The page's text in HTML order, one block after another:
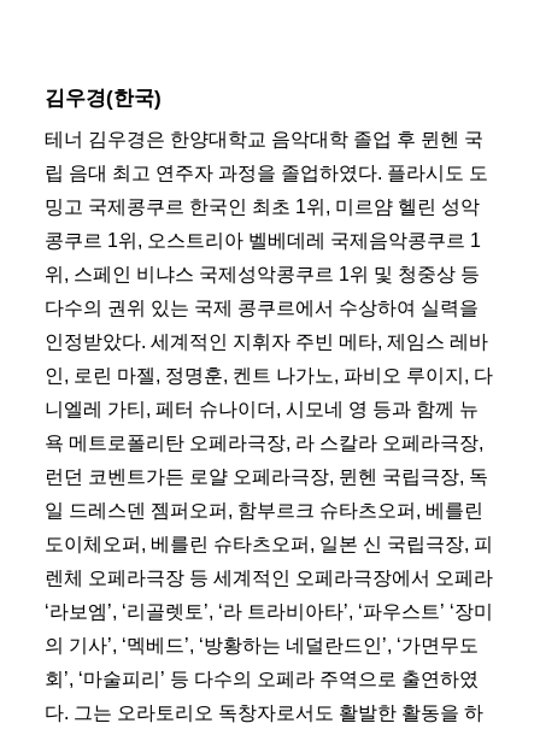
김우경(한국)
테너 김우경은 한양대학교 음악대학 졸업 후 뮌헨 국
립 음대 최고 연주자 과정을 졸업하였다. 플라시도 도
밍고 국제콩쿠르 한국인 최초 1위, 미르얌 헬린 성악
콩쿠르 1위, 오스트리아 벨베데레 국제음악콩쿠르 1
위, 스페인 비냐스 국제성악콩쿠르 1위 및 청중상 등
다수의 권위 있는 국제 콩쿠르에서 수상하여 실력을
인정받았다. 세계적인 지휘자 주빈 메타, 제임스 레바
인, 로린 마젤, 정명훈, 켄트 나가노, 파비오 루이지, 다
니엘레 가티, 페터 슈나이더, 시모네 영 등과 함께 뉴
욕 메트로폴리탄 오페라극장, 라 스칼라 오페라극장,
런던 코벤트가든 로얄 오페라극장, 뮌헨 국립극장, 독
일 드레스덴 젬퍼오퍼, 함부르크 슈타츠오퍼, 베를린
도이체오퍼, 베를린 슈타츠오퍼, 일본 신 국립극장, 피
렌체 오페라극장 등 세계적인 오페라극장에서 오페라
‘라보엠’, ‘리골렛토’, ‘라 트라비아타’, ‘파우스트’ ‘장미
의 기사’, ‘멕베드’, ‘방황하는 네덜란드인’, ‘가면무도
회’, ‘마술피리’ 등 다수의 오페라 주역으로 출연하였
다. 그는 오라토리오 독창자로서도 활발한 활동을 하